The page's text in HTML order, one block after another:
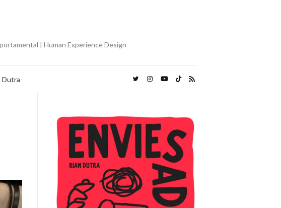
| Human Experience Design
Dutra